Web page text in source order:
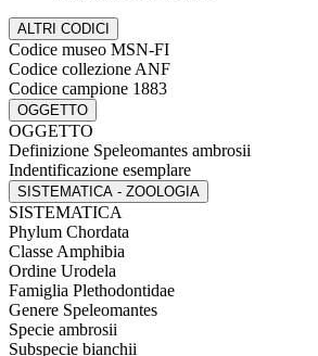
ALTRI CODICI
Codice museo MSN-FI
Codice collezione ANF
Codice campione 1883
OGGETTO
OGGETTO
Definizione Speleomantes ambrosii
Indentificazione esemplare
SISTEMATICA - ZOOLOGIA
SISTEMATICA
Phylum Chordata
Classe Amphibia
Ordine Urodela
Famiglia Plethodontidae
Genere Speleomantes
Specie ambrosii
Subspecie bianchii